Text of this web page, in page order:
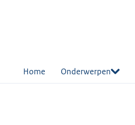
Home Onderwerpen